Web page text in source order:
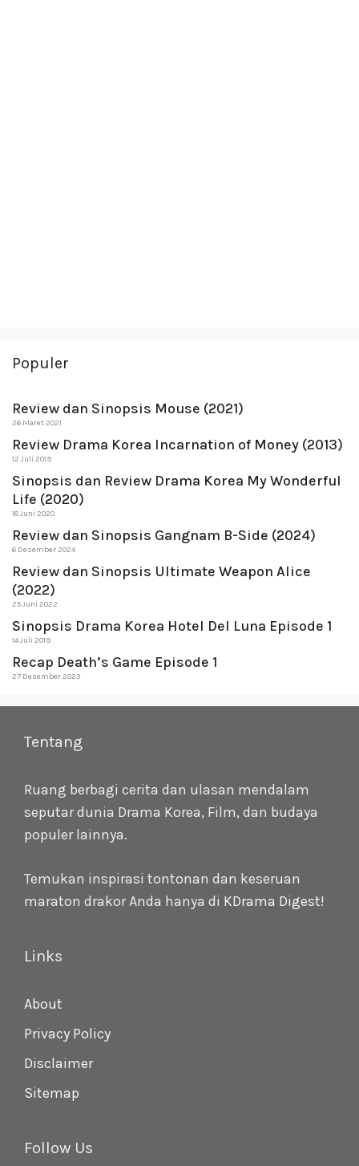
Populer
Review dan Sinopsis Mouse (2021)
26 Maret 2021
Review Drama Korea Incarnation of Money (2013)
12 Juli 2019
Sinopsis dan Review Drama Korea My Wonderful
Life (2020)
18 Juni 2020
Review dan Sinopsis Gangnam B-Side (2024)
6 Desember 2024
Review dan Sinopsis Ultimate Weapon Alice
(2022)
25 Juni 2022
Sinopsis Drama Korea Hotel Del Luna Episode 1
14 Juli 2019
Recap Death’s Game Episode 1
27 Desember 2023
Tentang
Ruang berbagi cerita dan ulasan mendalam
seputar dunia Drama Korea, Film, dan budaya
populer lainnya.
Temukan inspirasi tontonan dan keseruan
maraton drakor Anda hanya di KDrama Digest!
Links
About
Privacy Policy
Disclaimer
Sitemap
Follow Us